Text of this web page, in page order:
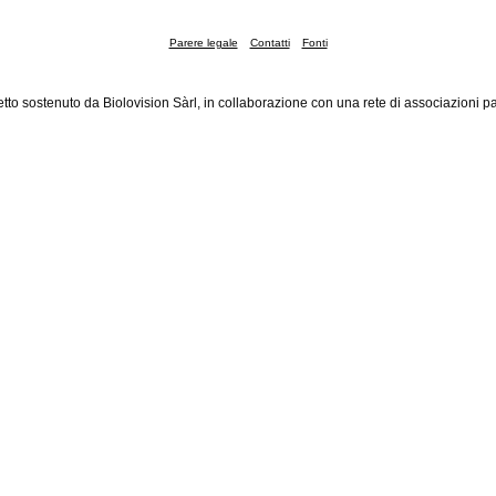
Parere legale Contatti Fonti
sostenuto da Biolovision Sàrl, in collaborazione con una rete di associazioni